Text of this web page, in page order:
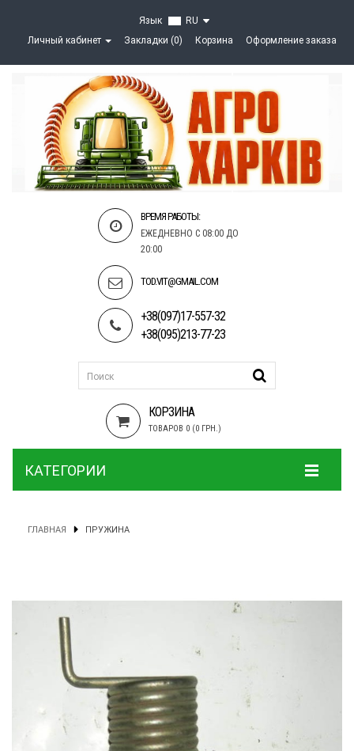
Язык
RU
Личный кабинет
Закладки (0) Корзина Оформление заказа
ВРЕМЯ РАБОТЫ:
ЕЖЕДНЕВНО С 08:00 ДО
20:00
TOD.VIT@GMAIL.COM
+38(097)17-557-32
+38(095)213-77-23
КОРЗИНА
ТОВАРОВ 0 (0 ГРН.)
КАТЕГОРИИ
ГЛАВНАЯ ПРУЖИНА